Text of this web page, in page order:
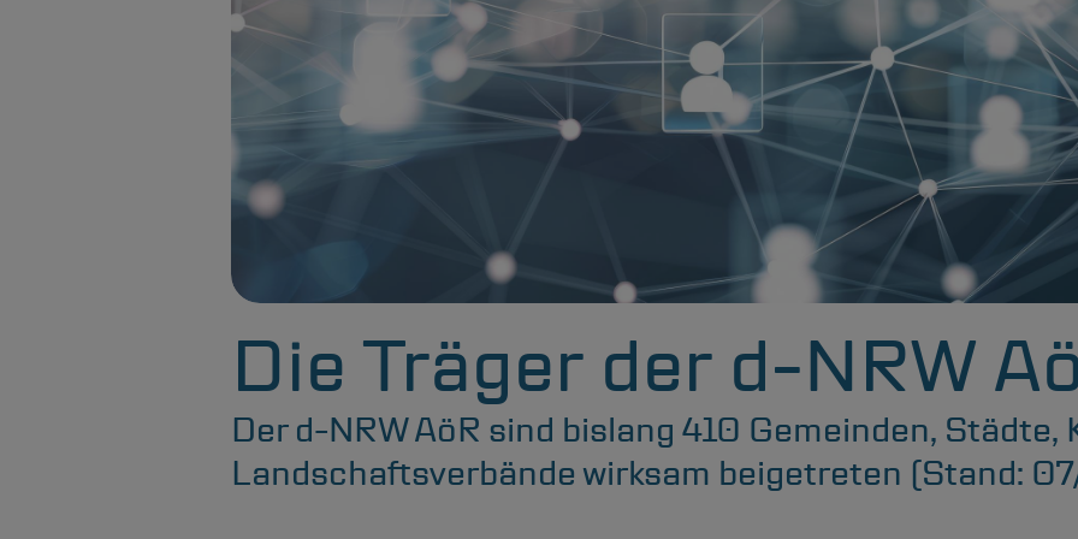
Projektanfrage
Karriere
Suchen
Informationen zur Barrierefreiheit
Leichte Sprache
Die Träger der d-NRW
Derd-NRWAöR sind bislang 410 Gemeinden, Städte,
Landschaftsverbände wirksam beigetreten (Stand: